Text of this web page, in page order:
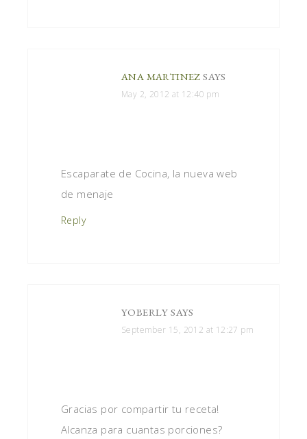
ANA MARTINEZ SAYS
May 2, 2012 at 12:40 pm
Escaparate de Cocina, la nueva web
de menaje
Reply
YOBERLY SAYS
September 15, 2012 at 12:27 pm
Gracias por compartir tu receta!
Alcanza para cuantas porciones?